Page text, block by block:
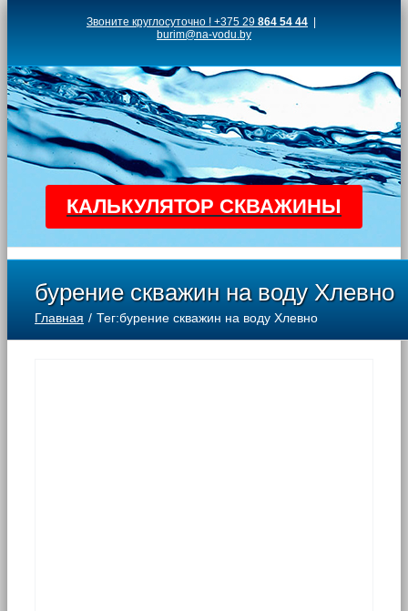
content
Звоните круглосуточно ! +375 29 864 54 44
burim@na-vodu.by
КАЛЬКУЛЯТОР СКВАЖИНЫ
бурение скважин на воду Хлевно
Главная Тег:бурение скважин на воду Хлевно